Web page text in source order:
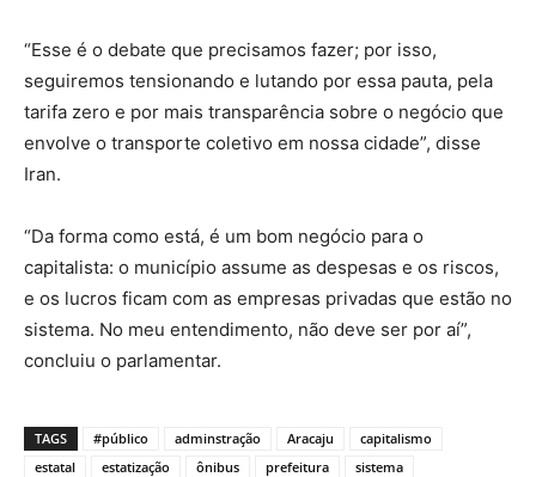
“Esse é o debate que precisamos fazer​; por isso​,
seguiremos tensionando e lutando por essa pauta, pela
tarifa zero e por mais transparência sobre o negócio que
envolve o transporte coletivo em nossa cidade”, disse
Iran.
“Da forma como está, é um bom negócio para o
capitalista: o município assume as despesas e os riscos,
e os lucros ficam com as empresas privadas que estão no
sistema. No meu entendimento, não deve ser por aí”,
concluiu o parlamentar.
TAGS #público adminstração Aracaju
capitalismo
estatal
estatização ônibus prefeitura
sistema